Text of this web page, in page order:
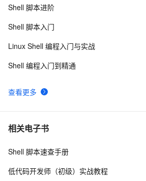
10 shell查询当前时间
查看更多
Shell 脚本进阶
Shell 脚本入门
Linux Shell 编程入门与实战
Shell 编程入门到精通
相关电子书
Shell 脚本速查手册
低代码开发师（初级）实战教程